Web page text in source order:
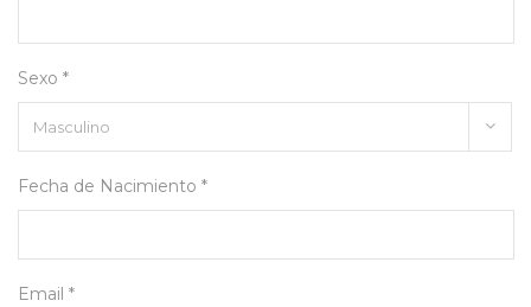
Sexo *
Fecha de Nacimiento *
Email *